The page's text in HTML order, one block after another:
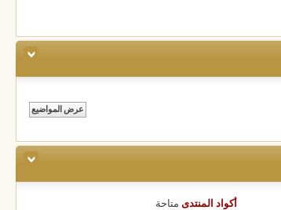
أكواد المنتدى متاحة